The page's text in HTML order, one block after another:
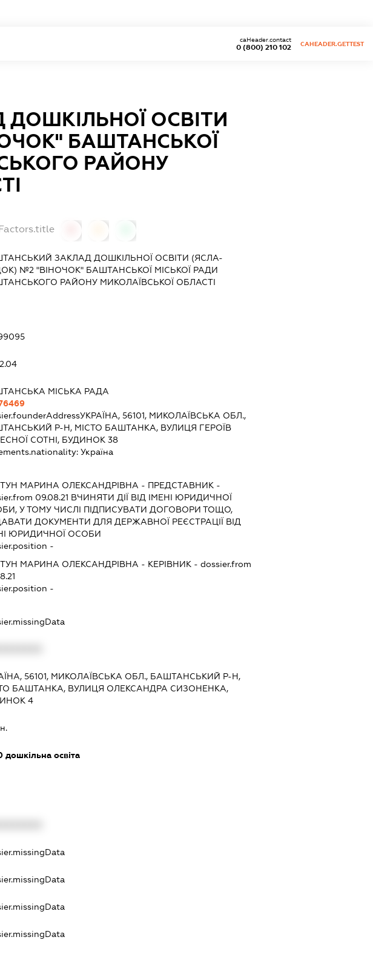
0 (800) 210 102
caHeader.contact
CAHEADER.GETTEST
ОСВІТИ
БАШТАНСЬКОЇ
РАЙОНУ
ЗАКЛАД ДОШКІЛЬНОЇ ОСВІТИ (ЯСЛА-
№2 "ВІНОЧОК" БАШТАНСЬКОЇ МІСЬКОЇ РАДИ
РАЙОНУ МИКОЛАЇВСЬКОЇ ОБЛАСТІ
МІСЬКА РАДА
УКРАЇНА, 56101, МИКОЛАЇВСЬКА ОБЛ.,
Р-Н, МІСТО БАШТАНКА, ВУЛИЦЯ ГЕРОЇВ
СОТНІ, БУДИНОК 38
Україна
МАРИНА ОЛЕКСАНДРІВНА - ПРЕДСТАВНИК -
09.08.21 ВЧИНЯТИ ДІЇ ВІД ІМЕНІ ЮРИДИЧНОЇ
У ТОМУ ЧИСЛІ ПІДПИСУВАТИ ДОГОВОРИ ТОЩО,
ДОКУМЕНТИ ДЛЯ ДЕРЖАВНОЇ РЕЄСТРАЦІЇ ВІД
ЮРИДИЧНОЇ ОСОБИ
-
МАРИНА ОЛЕКСАНДРІВНА - КЕРІВНИК - dossier.from
-
56101, МИКОЛАЇВСЬКА ОБЛ., БАШТАНСЬКИЙ Р-Н,
БАШТАНКА, ВУЛИЦЯ ОЛЕКСАНДРА СИЗОНЕНКА,
4
дошкільна освіта